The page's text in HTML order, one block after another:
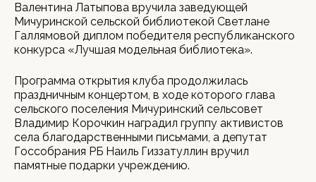
Валентина Латыпова вручила заведующей
Мичуринской сельской библиотекой Светлане
Галлямовой диплом победителя республиканского
конкурса «Лучшая модельная библиотека».
Программа открытия клуба продолжилась
праздничным концертом, в ходе которого глава
сельского поселения Мичуринский сельсовет
Владимир Корочкин наградил группу активистов
села благодарственными письмами, а депутат
Госсобрания РБ Наиль Гиззатуллин вручил
памятные подарки учреждению.